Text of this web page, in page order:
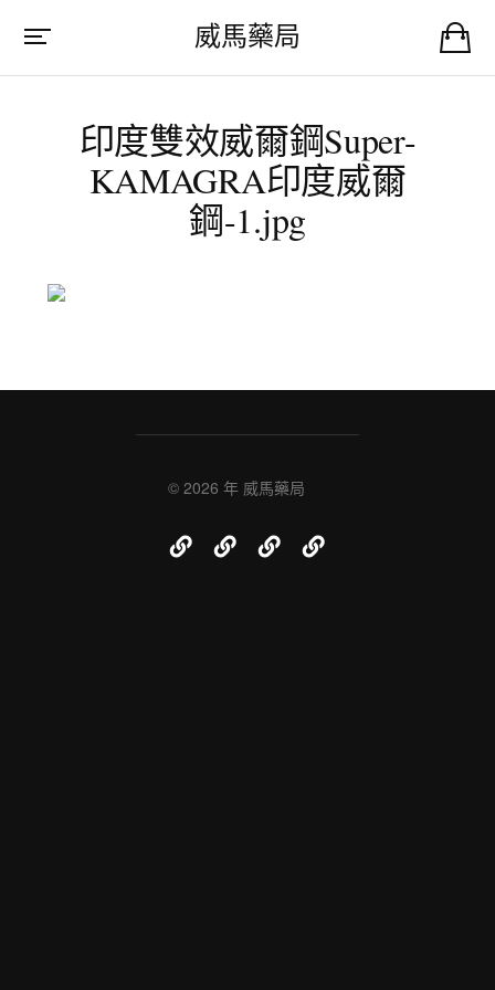
威馬藥局
印度雙效威爾鋼Super-
KAMAGRA印度威爾
鋼-1.jpg
© 2026 年 威馬藥局